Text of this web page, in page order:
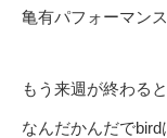
亀有パフォーマン
もう来週が終わる
なんだかんだで